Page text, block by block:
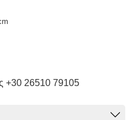
+30 26510 79105